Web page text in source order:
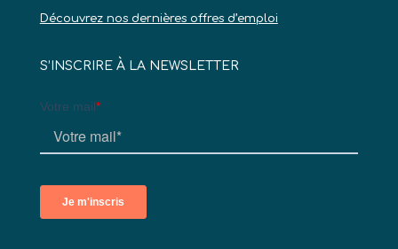
Découvrez nos dernières offres d’emploi
S’INSCRIRE À LA NEWSLETTER